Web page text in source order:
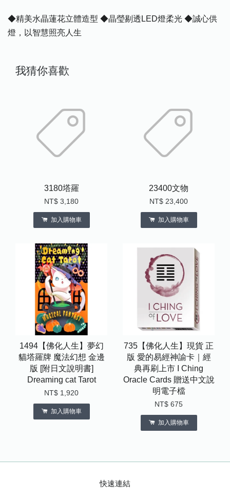
◆精美水晶蓮花立體造型 ◆晶瑩剔透LED燈柔光 ◆誠心供
燈，以智慧照亮人生
我猜你喜歡
3180塔羅
NT$ 3,180
加入購物車
23400文物
NT$ 23,400
加入購物車
1494【佛化人生】夢幻
貓塔羅牌 魔法幻想 金邊
版 [附日文說明書]
Dreaming cat Tarot
NT$ 1,920
加入購物車
735【佛化人生】現貨 正
版 愛的易經神諭卡｜經
典再刷上市 I Ching
Oracle Cards 贈送中文說
明電子檔
NT$ 675
加入購物車
快速連結